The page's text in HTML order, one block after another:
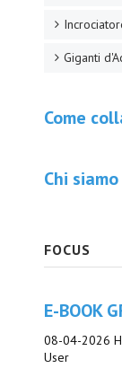
Giganti
Come
Chi
FOCUS
E-BOOK
08-04-2026
User